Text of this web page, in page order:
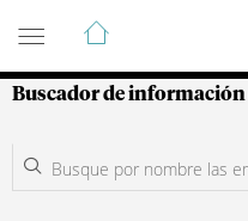
Guía de
Buscador de información